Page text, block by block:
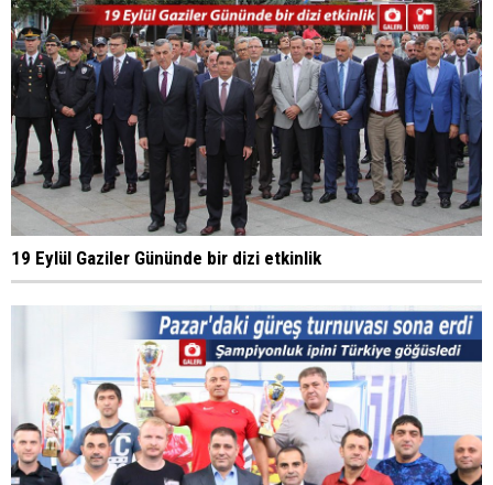
19 Eylül Gaziler Gününde bir dizi etkinlik